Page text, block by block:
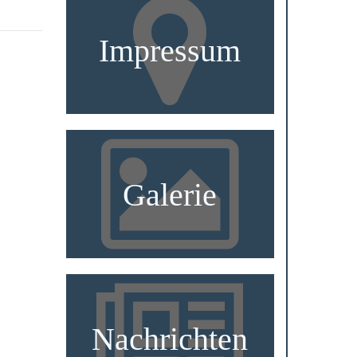
Impressum
Galerie
Nachrichten